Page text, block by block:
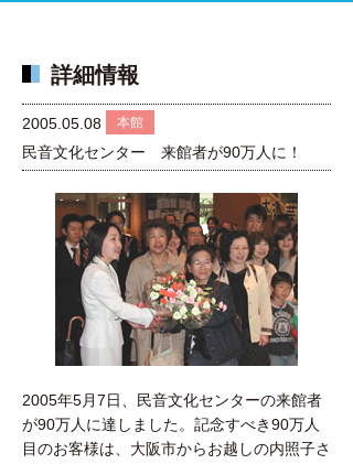
詳細情報
2005.05.08 本館
民音文化センター 来館者が90万人に！
2005年5月7日、民音文化センターの来館者
が90万人に達しました。記念すべき90万人
目のお客様は、大阪市からお越しの内照子さ